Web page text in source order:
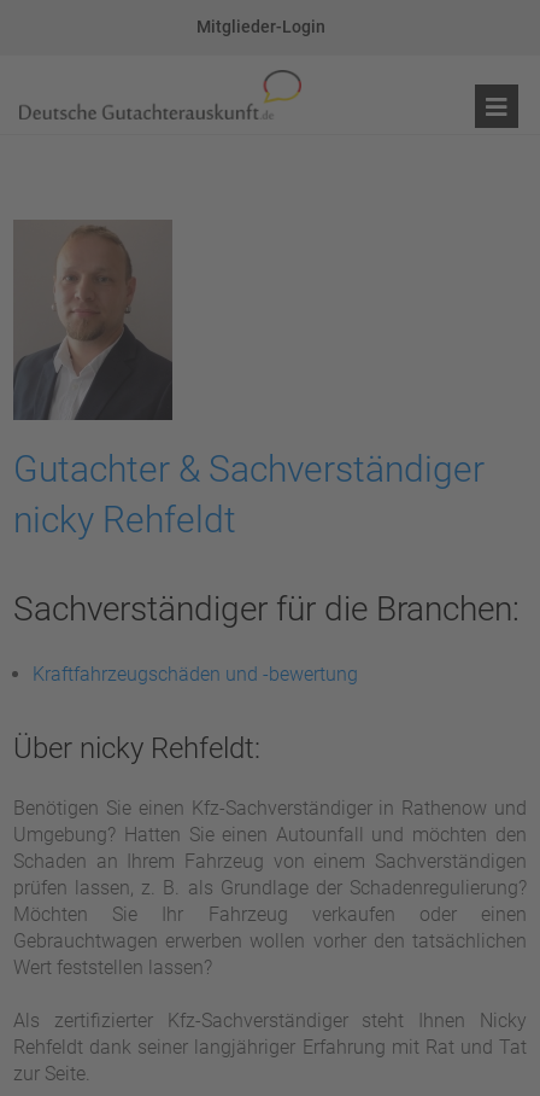
Mitglieder-Login
Gutachter & Sachverständiger
nicky Rehfeldt
Sachverständiger für die Branchen:
Kraftfahrzeugschäden und -bewertung
Über nicky Rehfeldt:
Benötigen Sie einen Kfz-Sachverständiger in Rathenow und
Umgebung? Hatten Sie einen Autounfall und möchten den
Schaden an Ihrem Fahrzeug von einem Sachverständigen
prüfen lassen, z. B. als Grundlage der Schadenregulierung?
Möchten Sie Ihr Fahrzeug verkaufen oder einen
Gebrauchtwagen erwerben wollen vorher den tatsächlichen
Wert feststellen lassen?
Als zertifizierter Kfz-Sachverständiger steht Ihnen Nicky
Rehfeldt dank seiner langjähriger Erfahrung mit Rat und Tat
zur Seite.